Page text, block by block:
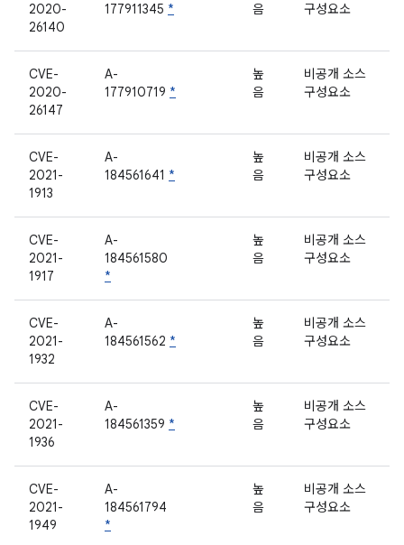
2020-
26140
177911345 *
음
구성요소
CVE-
2020-
26147
A-
177910719 *
높
음
비공개 소스
구성요소
CVE-
2021-
1913
A-
184561641 *
높
음
비공개 소스
구성요소
CVE-
2021-
1917
A-
184561580
*
높
음
비공개 소스
구성요소
CVE-
2021-
1932
A-
184561562 *
높
음
비공개 소스
구성요소
CVE-
2021-
1936
A-
184561359 *
높
음
비공개 소스
구성요소
CVE-
2021-
1949
A-
184561794
*
높
음
비공개 소스
구성요소